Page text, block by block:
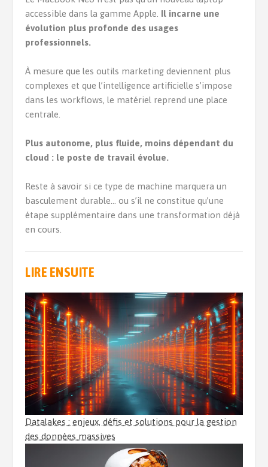
accessible dans la gamme Apple. Il incarne une
évolution plus profonde des usages
professionnels.
À mesure que les outils marketing deviennent plus
complexes et que l’intelligence artificielle s’impose
dans les workflows, le matériel reprend une place
centrale.
Plus autonome, plus fluide, moins dépendant du
cloud : le poste de travail évolue.
Reste à savoir si ce type de machine marquera un
basculement durable… ou s’il ne constitue qu’une
étape supplémentaire dans une transformation déjà
en cours.
LIRE ENSUITE
Datalakes : enjeux, défis et solutions pour la gestion
des données massives